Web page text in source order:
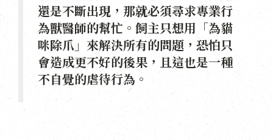
還是不斷出現，那就必須尋求專業行
為獸醫師的幫忙。飼主只想用「為貓
咪除爪」來解決所有的問題，恐怕只
會造成更不好的後果，且這也是一種
不自覺的虐待行為。